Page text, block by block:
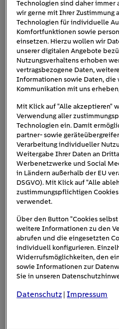
Events
Treffen Sie uns und unsere
Messen und Veranstaltungen.
05.10.2026
TRANSFORM & BEYOND
Aktuelle Events
# Energie sparen #
Technologien sind daher immer
wir gerne mit Ihrer Zustimmung
Technologien für individuelle
Komfortfunktionen sowie
einsetzen. Hierzu wollen wir
unserer digitalen Angebote
Nutzungsverhaltens erhoben
vertragsbezogene Daten,
Informationen sowie Daten, die
Kommunikation mit uns
Mit Klick auf "Alle akzeptieren"
Verwendung aller
Technologien ein. Damit
partner- sowie
Verarbeitung individueller
Weitergabe Ihrer Daten an
Werbenetzwerke und Social
in Ländern außerhalb der EU
DSGVO). Mit Klick auf "Alle
zustimmungspflichtigen
verwendet.
Über den Button "Cookies
weitere Informationen zu den
abrufen und die eingesetzten
individuell konfigurieren.
Widerrufsmöglichkeiten, den
sowie Informationen zur
Sie in unseren
Datenschutz |Impressum